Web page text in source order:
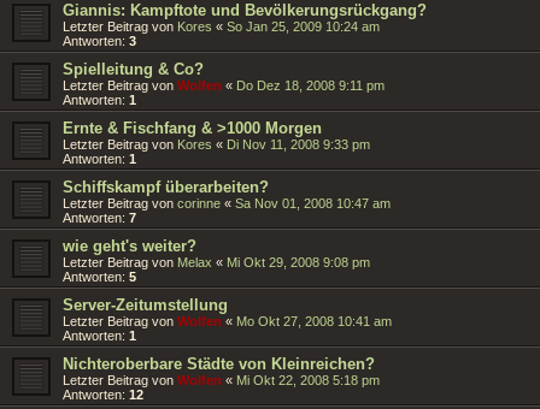
Giannis: Kampftote und Bevölkerungsrückgang?
Letzter Beitrag von Kores « So Jan 25, 2009 10:24 am
Antworten: 3
Spielleitung & Co?
Letzter Beitrag von Wolfen « Do Dez 18, 2008 9:11 pm
Antworten: 1
Ernte & Fischfang & >1000 Morgen
Letzter Beitrag von Kores « Di Nov 11, 2008 9:33 pm
Antworten: 1
Schiffskampf überarbeiten?
Letzter Beitrag von corinne « Sa Nov 01, 2008 10:47 am
Antworten: 7
wie geht's weiter?
Letzter Beitrag von Melax « Mi Okt 29, 2008 9:08 pm
Antworten: 5
Server-Zeitumstellung
Letzter Beitrag von Wolfen « Mo Okt 27, 2008 10:41 am
Antworten: 1
Nichteroberbare Städte von Kleinreichen?
Letzter Beitrag von Wolfen « Mi Okt 22, 2008 5:18 pm
Antworten: 12